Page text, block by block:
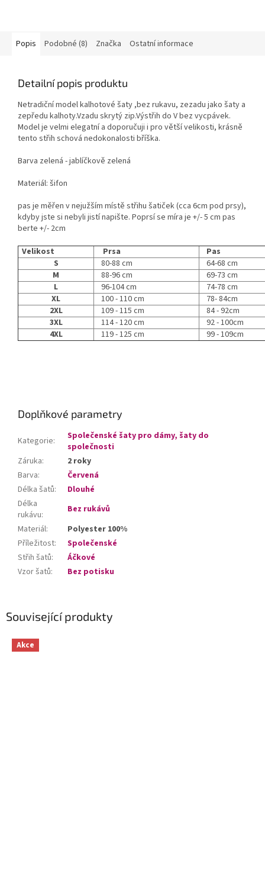
Související produkty
Akce
Popis Podobné (8) Značka Ostatní informace
Detailní popis produktu
Netradiční model kalhotové šaty ,bez rukavu, zezadu jako šaty a
zepředu kalhoty.Vzadu skrytý zip.Výstřih do V bez vycpávek.
Model je velmi elegatní a doporučuji i pro větší velikosti, krásně
tento střih schová nedokonalosti bříška.
Barva zelená - jablíčkově zelená
Materiál: šifon
pas je měřen v nejužším místě střihu šatiček (cca 6cm pod prsy),
kdyby jste si nebyli jistí napište. Poprsí se míra je +/- 5 cm pas
berte +/- 2cm
Velikost
Prsa
Pas
S
80-88 cm
64-68 cm
M
88-96 cm
69-73 cm
L
96-104 cm
74-78 cm
XL
100 - 110 cm
78- 84cm
2XL
109 - 115 cm
84 - 92cm
3XL
114 - 120 cm
92 - 100cm
4XL
119 - 125 cm 99 - 109cm
Doplňkové parametry
Kategorie:
Společenské šaty pro dámy, šaty do
společnosti
Záruka:
2 roky
Barva:
Červená
Délka šatů:
Dlouhé
Délka
rukávu:
Bez rukávů
Materiál:
Polyester 100%
Příležitost:
Společenské
Střih šatů:
Áčkové
Vzor šatů: Bez potisku